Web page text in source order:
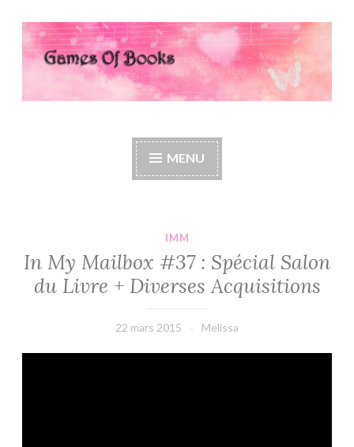
Accéder
au
contenu
Games Of Books
MENU
IMM
In My Mailbox #37 : Spécial Salon
du Livre + Diverses Acquisitions
22 mars 2015 Melissa